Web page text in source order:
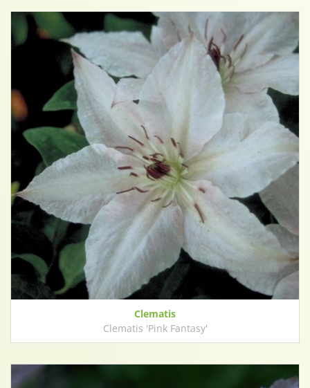
Clematis
Clematis 'Pink Fantasy'